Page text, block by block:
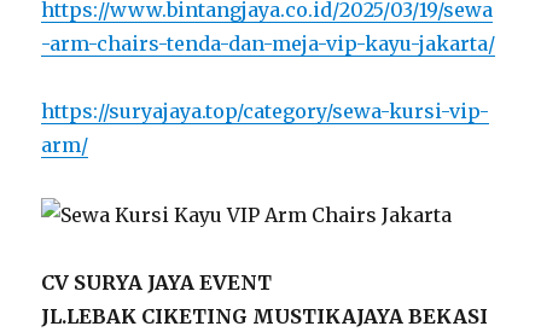
https://www.bintangjaya.co.id/2025/03/19/sewa
-arm-chairs-tenda-dan-meja-vip-kayu-jakarta/
https://suryajaya.top/category/sewa-kursi-vip-
arm/
CV SURYA JAYA EVENT
JL.LEBAK CIKETING MUSTIKAJAYA BEKASI